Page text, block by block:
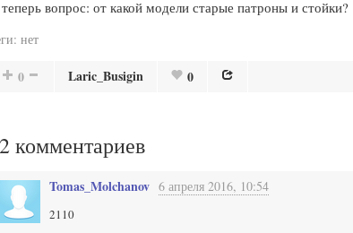
вопрос: от какой модели старые патроны и стойки?
нет
0 Laric_Busigin 0
комментариев
Tomas_Molchanov 6 апреля 2016, 10:54
2110